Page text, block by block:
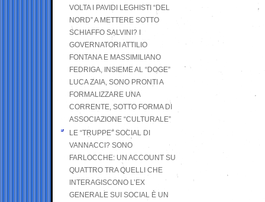
VOLTA I PAVIDI LEGHISTI “DEL
NORD” A METTERE SOTTO
SCHIAFFO SALVINI? I
GOVERNATORI ATTILIO
FONTANA E MASSIMILIANO
FEDRIGA, INSIEME AL “DOGE”
LUCA ZAIA, SONO PRONTI A
FORMALIZZARE UNA
CORRENTE, SOTTO FORMA DI
ASSOCIAZIONE “CULTURALE”
LE “TRUPPE” SOCIAL DI
VANNACCI? SONO
FARLOCCHE: UN ACCOUNT SU
QUATTRO TRA QUELLI CHE
INTERAGISCONO L’EX
GENERALE SUI SOCIAL È UN